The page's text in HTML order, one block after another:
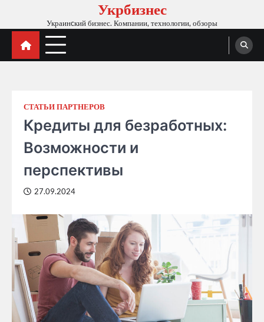
content
Укрбизнес
Украинcкий бизнес. Компании, технологии, обзоры
СТАТЬИ ПАРТНЕРОВ
Кредиты для безработных:
Возможности и
перспективы
27.09.2024